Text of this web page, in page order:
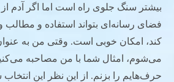
بیشتر سنگ جلوی راه است اما اگر آدم از
فضای رسانه‌ای بتواند استفاده و
کند، امکان خوبی است. وقتی من به
می‌شوم، امثال شما با من مصاحبه
حرف‌هایم را بزنم. از این نظر این انتخاب